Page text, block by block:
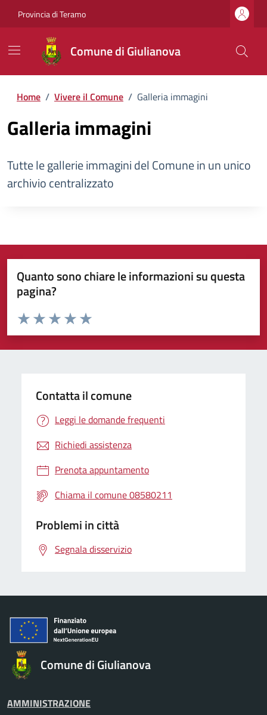
Provincia di Teramo
Comune di Giulianova
Home / Vivere il Comune / Galleria immagini
Galleria immagini
Tutte le gallerie immagini del Comune in un unico
archivio centralizzato
Quanto sono chiare le informazioni su questa
pagina?
Valuta da 1 a 5 stelle la pagina
Valuta 5 stelle su 5
Valuta 4 stelle su 5
Valuta 3 stelle su 5
Valuta 2 stelle su 5
Valuta 1 stelle su 5
Contatta il comune
Leggi le domande frequenti
Richiedi assistenza
Prenota appuntamento
Chiama il comune 08580211
Problemi in città
Segnala disservizio
Comune di Giulianova
AMMINISTRAZIONE